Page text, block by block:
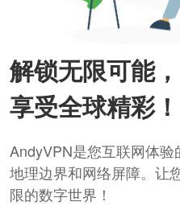
解锁无限可能，
享受全球精彩！
AndyVPN是您互联网体
地理边界和网络屏障。让
限的数字世界！